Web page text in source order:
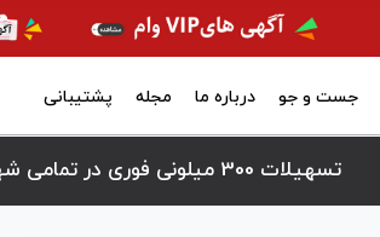
جست و جو درباره ما مجله پشتیبانی
تسهیلات 300 میلونی فوری در تمامی شهر های ایران